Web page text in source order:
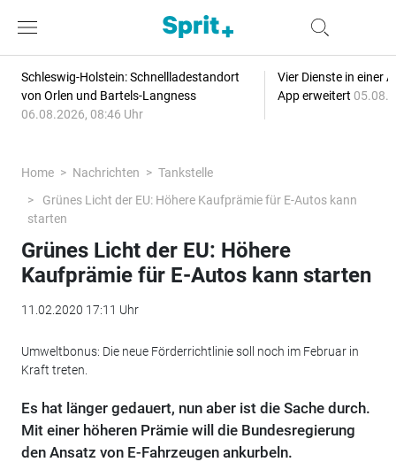
Schleswig-Holstein: Schnellladestandort
von Orlen und Bartels-Langness
06.08.2026, 08:46 Uhr
Vier Dienste in einer
App erweitert
Home Nachrichten
Tankstelle
Grünes Licht der EU: Höhere Kaufprämie für E-Autos kann
starten
Grünes Licht der EU: Höhere
Kaufprämie für E-Autos kann starten
11.02.2020 17:11 Uhr
Umweltbonus: Die neue Förderrichtlinie soll noch im Februar in
Kraft treten.
Es hat länger gedauert, nun aber ist die Sache durch.
Mit einer höheren Prämie will die Bundesregierung
den Ansatz von E-Fahrzeugen ankurbeln.